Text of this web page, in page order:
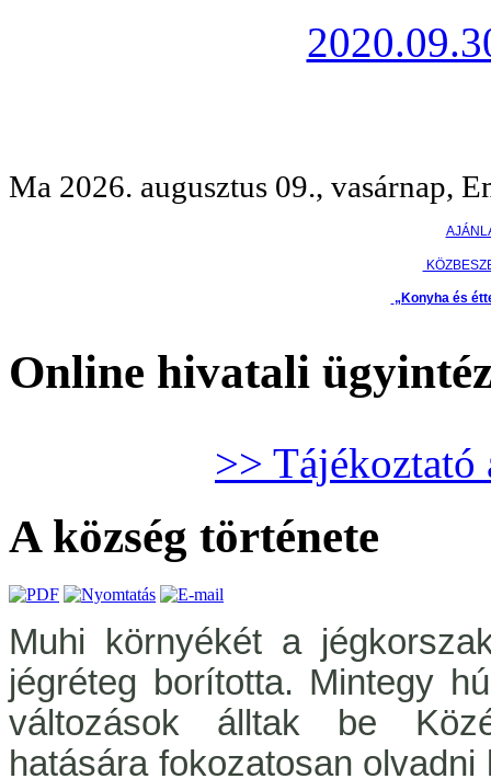
Ma 2026. augusztus 09., vasárnap,
„Konyha és
Online hivatali
>> Tájékoztató
A község története
Muhi környékét a
jégréteg borította. Mintegy
változások álltak be
hatására fokozatosan